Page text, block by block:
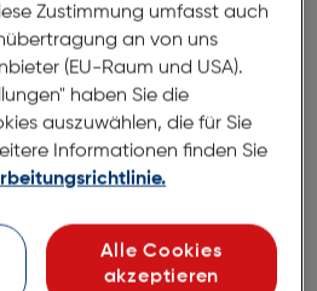
146mm
Zustimmung umfasst auch
an von uns
(EU-Raum und USA).
haben Sie die
auszuwählen, die für Sie
Informationen finden Sie
Alle Cookies
akzeptieren